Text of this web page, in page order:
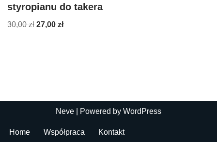
styropianu do takera
30,00zł 27,00 zł
Neve | Powered by WordPress
Home Współpraca Kontakt